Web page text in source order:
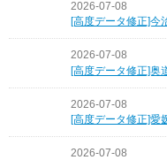
2026-07-08
[高度データ修正]今
2026-07-08
[高度データ修正]奥
2026-07-08
[高度データ修正]愛
2026-07-08